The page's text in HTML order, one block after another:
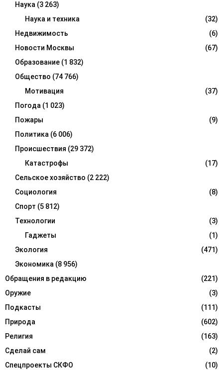
Наука (3 263)
Наука и техника
(32)
Недвижимость
(6)
Новости Москвы
(67)
Образование (1 832)
Общество (74 766)
Мотивация
(37)
Погода (1 023)
Пожары
(9)
Политика (6 006)
Происшествия (29 372)
Катастрофы
(17)
Сельское хозяйство (2 222)
Социология
(8)
Спорт (5 812)
Технологии
(3)
Гаджеты
(1)
Экология
(471)
Экономика (8 956)
Обращения в редакцию
(221)
Оружие
(3)
Подкасты
(111)
Природа
(602)
Религия
(163)
Сделай сам
(2)
Спецпроекты СКФО
(10)